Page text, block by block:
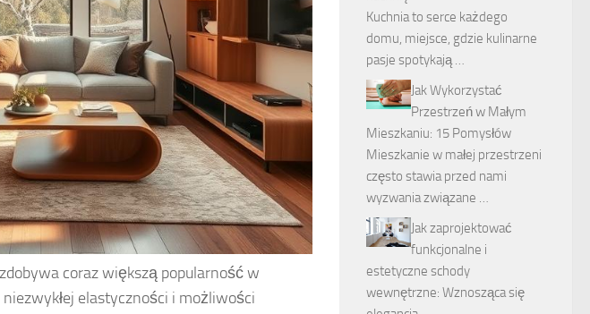
coraz większą popularność w
elastyczności i możliwości
Kuchnia to serce każdego
domu, miejsce, gdzie kulinarne
pasje spotykają …
Jak Wykorzystać
Przestrzeń w Małym
Mieszkaniu: 15 Pomysłów
Mieszkanie w małej przestrzeni
często stawia przed nami
wyzwania związane …
Jak zaprojektować
funkcjonalne i
estetyczne schody
wewnętrzne: Wznosząca się